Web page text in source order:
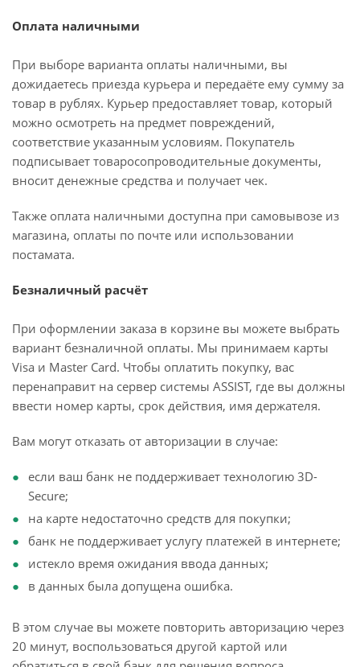
Оплата наличными
При выборе варианта оплаты наличными, вы
дожидаетесь приезда курьера и передаёте ему сумму за
товар в рублях. Курьер предоставляет товар, который
можно осмотреть на предмет повреждений,
соответствие указанным условиям. Покупатель
подписывает товаросопроводительные документы,
вносит денежные средства и получает чек.
Также оплата наличными доступна при самовывозе из
магазина, оплаты по почте или использовании
постамата.
Безналичный расчёт
При оформлении заказа в корзине вы можете выбрать
вариант безналичной оплаты. Мы принимаем карты
Visa и Master Card. Чтобы оплатить покупку, вас
перенаправит на сервер системы ASSIST, где вы должны
ввести номер карты, срок действия, имя держателя.
Вам могут отказать от авторизации в случае:
если ваш банк не поддерживает технологию 3D-
Secure;
на карте недостаточно средств для покупки;
банк не поддерживает услугу платежей в интернете;
истекло время ожидания ввода данных;
в данных была допущена ошибка.
В этом случае вы можете повторить авторизацию через
20 минут, воспользоваться другой картой или